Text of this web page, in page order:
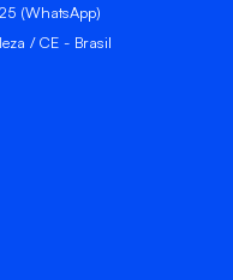
(WhatsApp)
/ CE - Brasil